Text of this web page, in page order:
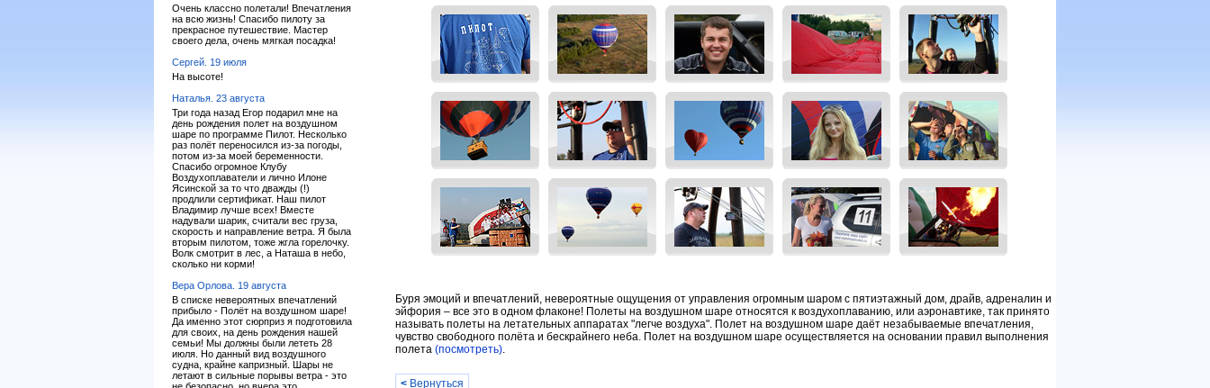
Очень классно полетали! Впечатления
на всю жизнь! Спасибо пилоту за
прекрасное путешествие. Мастер
своего дела, очень мягкая посадка!
Сергей. 19 июля
На высоте!
Наталья. 23 августа
Три года назад Егор подарил мне на
день рождения полет на воздушном
шаре по программе Пилот. Несколько
раз полёт переносился из-за погоды,
потом из-за моей беременности.
Спасибо огромное Клубу
Воздухоплаватели и лично Илоне
Ясинской за то что дважды (!)
продлили сертификат. Наш пилот
Владимир лучше всех! Вместе
надували шарик, считали вес груза,
скорость и направление ветра. Я была
вторым пилотом, тоже жгла горелочку.
Волк смотрит в лес, а Наташа в небо,
сколько ни корми!
Вера Орлова. 19 августа
В списке невероятных впечатлений
прибыло - Полёт на воздушном шаре!
Да именно этот сюрприз я подготовила
для своих, на день рождения нашей
семьи! Мы должны были лететь 28
июля. Но данный вид воздушного
судна, крайне капризный. Шары не
летают в сильные порывы ветра - это
Буря эмоций и впечатлений, невероятные ощущения от управления огромным шаром с пятиэтажный дом, драйв, адреналин и
эйфория – все это в одном флаконе! Полеты на воздушном шаре относятся к воздухоплаванию, или аэронавтике, так принято
называть полеты на летательных аппаратах "легче воздуха". Полет на воздушном шаре даёт незабываемые впечатления,
чувство свободного полёта и бескрайнего неба. Полет на воздушном шаре осуществляется на основании правил выполнения
полета (посмотреть).
< Вернуться